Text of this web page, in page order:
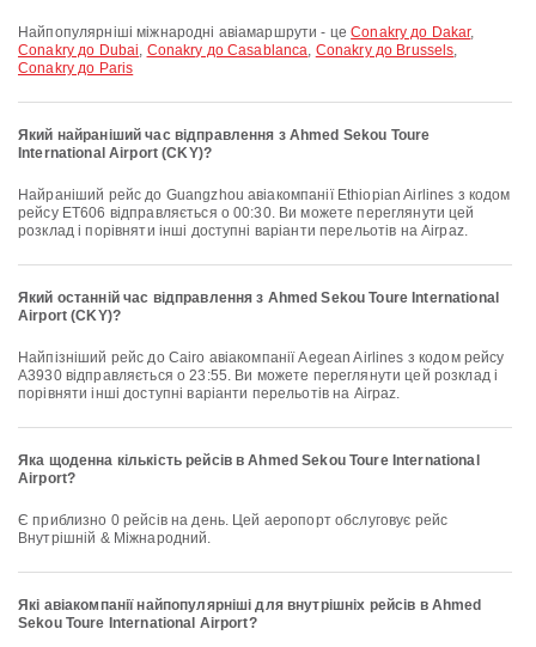
Найпопулярніші міжнародні авіамаршрути - цеConakry до Dakar,
Conakry до Dubai, Conakry до Casablanca, Conakry до Brussels,
Conakry до Paris
Який найраніший час відправлення з Ahmed Sekou Toure
International Airport (CKY)?
Найраніший рейс до Guangzhou авіакомпанії Ethiopian Airlines з кодом
рейсу ET606 відправляється о 00:30. Ви можете переглянути цей
розклад і порівняти інші доступні варіанти перельотів на Airpaz.
Який останній час відправлення з Ahmed Sekou Toure International
Airport (CKY)?
Найпізніший рейс до Cairo авіакомпанії Aegean Airlines з кодом рейсу
A3930 відправляється о 23:55. Ви можете переглянути цей розклад і
порівняти інші доступні варіанти перельотів на Airpaz.
Яка щоденна кількість рейсів в Ahmed Sekou Toure International
Airport?
Є приблизно 0 рейсів на день. Цей аеропорт обслуговує рейс
Внутрішній & Міжнародний.
Які авіакомпанії найпопулярніші для внутрішніх рейсів в Ahmed
Sekou Toure International Airport?